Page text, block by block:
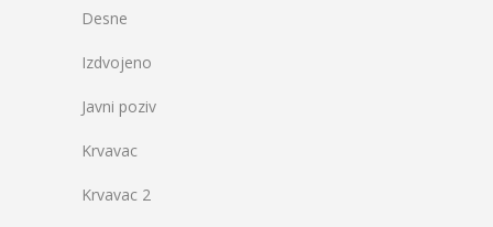
Desne
Izdvojeno
Javni poziv
Krvavac
Krvavac 2